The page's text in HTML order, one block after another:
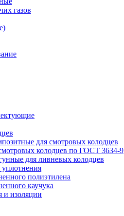
газов
для смотровых колодцев
колодцев по ГОСТ 3634-9
для ливневых колодцев
полиэтилена
каучука
и изоляции